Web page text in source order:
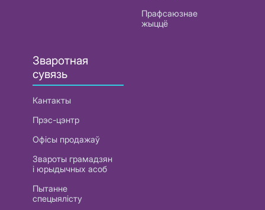
Прафсаюзнае
жыццё
Зваротная
сувязь
Кантакты
Прэс-цэнтр
Офісы продажаў
Звароты грамадзян
і юрыдычных асоб
Пытанне
спецыялісту